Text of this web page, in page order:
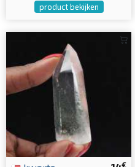
product bekijken
€